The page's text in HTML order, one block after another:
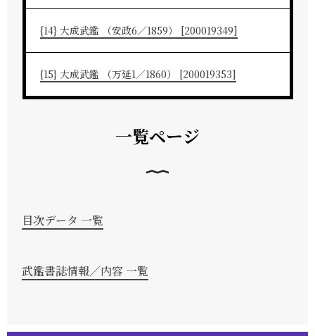
{14} 大成武鑑 （安政6／1859） [200019349]
{15} 大成武鑑 （万延1／1860） [200019353]
一覧ページ
目次データ 一覧
武鑑書誌情報／内容 一覧